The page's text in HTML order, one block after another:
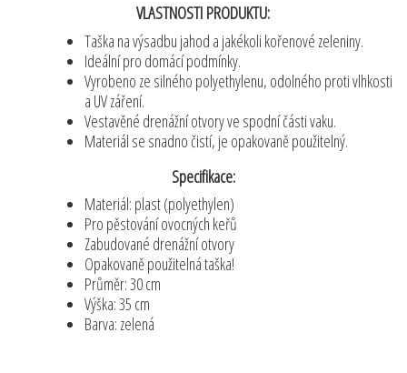
VLASTNOSTI PRODUKTU:
Taška na výsadbu jahod a jakékoli kořenové zeleniny.
Ideální pro domácí podmínky.
Vyrobeno ze silného polyethylenu, odolného proti vlhkosti
a UV záření.
Vestavěné drenážní otvory ve spodní části vaku.
Materiál se snadno čistí, je opakovaně použitelný.
Specifikace:
Materiál: plast (polyethylen)
Pro pěstování ovocných keřů
Zabudované drenážní otvory
Opakovaně použitelná taška!
Průměr: 30 cm
Výška: 35 cm
Barva: zelená